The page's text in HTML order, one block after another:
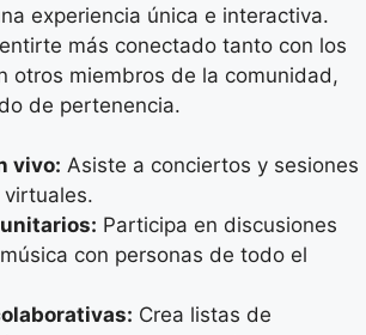
experiencia única e interactiva.
más conectado tanto con los
otros miembros de la comunidad,
de pertenencia.
vivo: Asiste a conciertos y sesiones
Participa en discusiones
con personas de todo el
Crea listas de